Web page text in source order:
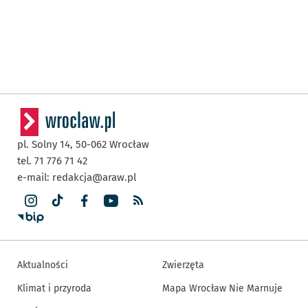
pl. Solny 14, 50-062 Wrocław
tel. 71 776 71 42
e-mail: redakcja@araw.pl
Aktualności
Klimat i przyroda
Zwierzęta
Mapa Wrocław Nie Marnuje